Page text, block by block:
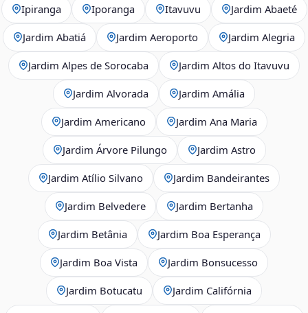
Ipiranga Iporanga Itavuvu Jardim Abaeté
Jardim Abatiá Jardim Aeroporto Jardim Alegria
Jardim Alpes de Sorocaba Jardim Altos do Itavuvu
Jardim Alvorada Jardim Amália
Jardim Americano Jardim Ana Maria
Jardim Árvore Pilungo Jardim Astro
Jardim Atílio Silvano Jardim Bandeirantes
Jardim Belvedere Jardim Bertanha
Jardim Betânia Jardim Boa Esperança
Jardim Boa Vista Jardim Bonsucesso
Jardim Botucatu Jardim Califórnia